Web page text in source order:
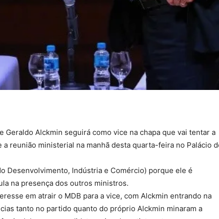
Geraldo Alckmin seguirá como vice na chapa que vai tentar a
reunião ministerial na manhã desta quarta-feira no Palácio
Desenvolvimento, Indústria e Comércio) porque ele é
na presença dos outros ministros.
em atrair o MDB para a vice, com Alckmin entrando na
tanto no partido quanto do próprio Alckmin minaram a